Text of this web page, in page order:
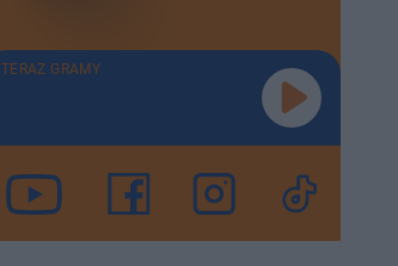
TERAZ GRAMY